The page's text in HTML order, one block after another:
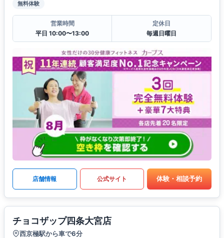
無料体験
営業時間
平日 10:00〜13:00
定休日
毎週日曜日
店舗情報 公式サイト 体験・相談予約
チョコザップ四条大宮店
西京極駅から車で6分